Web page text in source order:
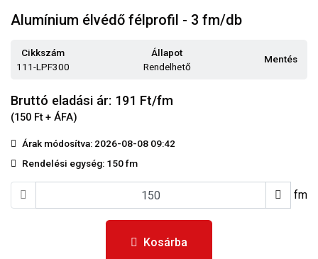
Alumínium élvédő félprofil - 3 fm/db
Cikkszám
111-LPF300
Állapot
Rendelhető
Mentés
Bruttó eladási ár: 191 Ft/fm
(150 Ft + ÁFA)
Árak módosítva: 2026-08-08 09:42
Rendelési egység: 150 fm
fm
Kosárba